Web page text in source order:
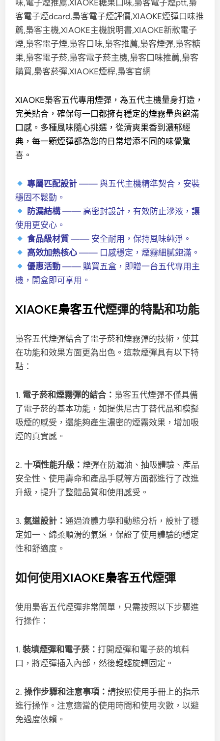
XIAOKE梟客五代專用煙彈，為五代主機量身打造，
完美貼合，確保每一口都擁有穩定的煙霧量與飽滿
口感。多種風味隨心挑選，從清爽果香到濃郁經
典，每一顆煙彈都為您的日常增添不同的味覺驚
喜。
專屬匹配設計—— 與五代主機精準契合，安裝
穩固不鬆動。
防漏結構—— 高密封設計，有效防止滲液，讓
使用更安心。
食品級材質—— 安全耐用，保持風味純淨。
高效加熱核心—— 口感穩定，煙霧細膩飽滿。
優惠活動—— 購買五盒，即贈一台五代專用主
機，開盒即可享用。
XIAOKE梟客五代煙彈的特點和功能
梟客五代煙彈結合了電子菸和煙霧彈的技術，使其
在功能和效果方面更為出色。這款煙彈具有以下特
點：
1. 電子菸和煙霧彈的結合： 梟客五代煙彈不僅具備
了電子菸的基本功能，如提供尼古丁替代品和模擬
吸煙的感受，還能夠產生濃密的煙霧效果，增加吸
煙的真實感。
2. 十項性能升級：煙彈在防漏油、抽吸體驗、產品
安全性、使用壽命和產品手感等方面都進行了改進
升級，提升了整體品質和使用感受。
3.氣道設計：通過流體力學和動態分析，設計了穩
定如一、綿柔順滑的氣道，保證了使用體驗的穩定
性和舒適度。
如何使用XIAOKE梟客五代煙彈
使用梟客五代煙彈非常簡單，只需按照以下步驟進
行操作：
1.裝填煙彈和電子菸：打開煙彈和電子菸的填料
口，將煙彈插入內部，然後輕輕旋轉固定。
2.操作步驟和注意事項：請按照使用手冊上的指示
進行操作。注意適當的使用時間和使用次數，以避
免過度依賴。